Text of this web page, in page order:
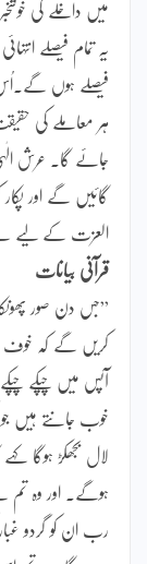
میں داخلے کی
یہ تمام فیصلے
فیصلے ہوں گے۔اُس
ہر معاملے کی
جائے گا۔ عرش
گائیں گے اور پکار
العزت کے لیے ہے
قرآنی بیانات
”جس دن صور
کریں گے کہ خوف
آپس میں چپکے
خوب جانتے ہیں
لال بجھکڑ ہوگا
ہوگے۔ اور وہ تم
رب ان کو گردو